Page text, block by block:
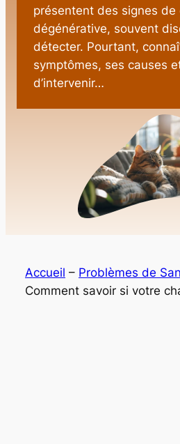
présentent des signes
dégénérative, souvent
détecter. Pourtant,
symptômes, ses causes
d’intervenir…
Accueil – Problèmes de
Comment savoir si votre